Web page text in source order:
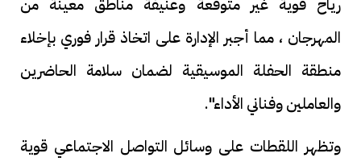
المهرجان ، مما أجبر الإدارة على اتخاذ قرار فوري بإخلاء
منطقة الحفلة الموسيقية لضمان سلامة الحاضرين
والعاملين وفناني الأداء".
وتظهر اللقطات على وسائل التواصل الاجتماعي قوية